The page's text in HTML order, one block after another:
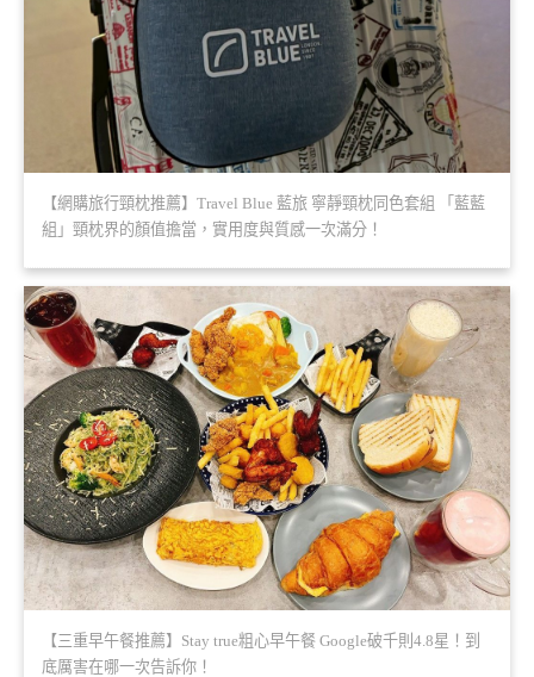
【網購旅行頸枕推薦】Travel Blue 藍旅 寧靜頸枕同色套組 「藍藍
組」頸枕界的顏值擔當，實用度與質感一次滿分！
【三重早午餐推薦】Stay true粗心早午餐 Google破千則4.8星！到
底厲害在哪一次告訴你！